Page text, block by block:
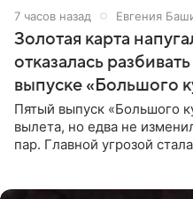
7 часов назад Евгения
Золотая карта
отказалась
выпуске «Большого
Пятый выпуск «Большого
вылета, но едва не
пар. Главной угрозой